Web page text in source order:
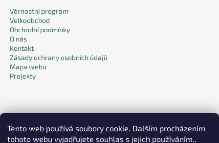
Tento web používá soubory cookie. Dalším procházením
tohoto webu vyjadřujete souhlas s jejich používáním..
Věrnostní program
Velkoobchod
Obchodní podmínky
O nás
Kontakt
Zásady ochrany osobních údajů
Mapa webu
Projekty